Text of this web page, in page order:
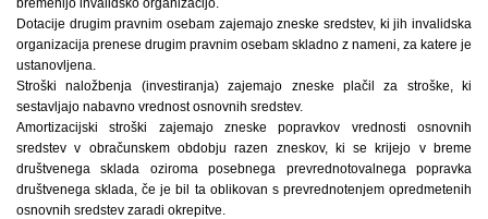
Dotacije drugim pravnim osebam zajemajo zneske sredstev, ki jih invalidska
organizacija prenese drugim pravnim osebam skladno z nameni, za katere je
ustanovljena.
Stroški naložbenja (investiranja) zajemajo zneske plačil za stroške, ki
sestavljajo nabavno vrednost osnovnih sredstev.
Amortizacijski stroški zajemajo zneske popravkov vrednosti osnovnih
sredstev v obračunskem obdobju razen zneskov, ki se krijejo v breme
društvenega sklada oziroma posebnega prevrednotovalnega popravka
društvenega sklada, če je bil ta oblikovan s prevrednotenjem opredmetenih
osnovnih sredstev zaradi okrepitve.